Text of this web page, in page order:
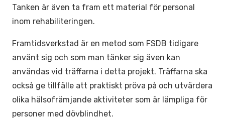
Tanken är även ta fram ett material för personal
inom rehabiliteringen.
Framtidsverkstad är en metod som FSDB tidigare
använt sig och som man tänker sig även kan
användas vid träffarna i detta projekt. Träffarna ska
också ge tillfälle att praktiskt pröva på och utvärdera
olika hälsofrämjande aktiviteter som är lämpliga för
personer med dövblindhet.